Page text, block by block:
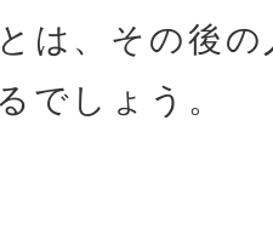
は、その後
でしょう。